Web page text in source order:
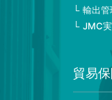
輸出
JMC
貿易